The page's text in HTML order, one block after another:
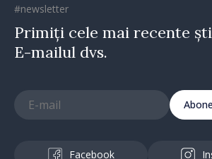
#newsletter
Primiți cele mai recente
E-mailul dvs.
Facebook